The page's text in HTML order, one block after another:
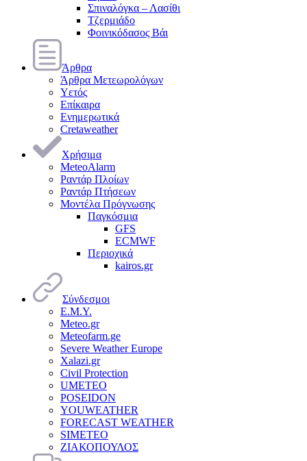
Σπιναλόγκα – Λασίθι
Τζερμιάδο
Φοινικόδασος Βάι
Άρθρα
Άρθρα Μετεωρολόγων
Υετός
Επίκαιρα
Ενημερωτικά
Cretaweather
Χρήσιμα
MeteoAlarm
Ραντάρ Πλοίων
Ραντάρ Πτήσεων
Μοντέλα Πρόγνωσης
Παγκόσμια
GFS
ECMWF
Περιοχικά
kairos.gr
Σύνδεσμοι
Ε.Μ.Υ.
Meteo.gr
Meteofarm.ge
Severe Weather Europe
Xalazi.gr
Civil Protection
UMETEO
POSEIDON
YOUWEATHER
FORECAST WEATHER
SIMETEO
ΖΙΑΚΟΠΟΥΛΟΣ